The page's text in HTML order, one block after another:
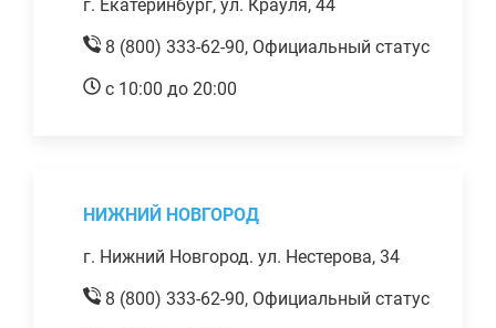
г. Екатеринбург, ул. Крауля, 44
8 (800) 333-62-90, Официальный статус
с 10:00 до 20:00
НИЖНИЙ НОВГОРОД
г. Нижний Новгород. ул. Нестерова, 34
8 (800) 333-62-90, Официальный статус